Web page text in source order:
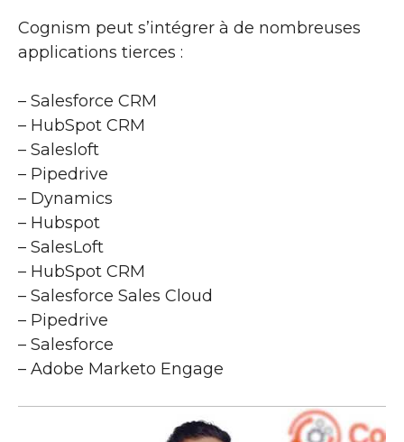
Cognism peut s’intégrer à de nombreuses
applications tierces :
– Salesforce CRM
– HubSpot CRM
– Salesloft
– Pipedrive
– Dynamics
– Hubspot
– SalesLoft
– HubSpot CRM
– Salesforce Sales Cloud
– Pipedrive
– Salesforce
– Adobe Marketo Engage